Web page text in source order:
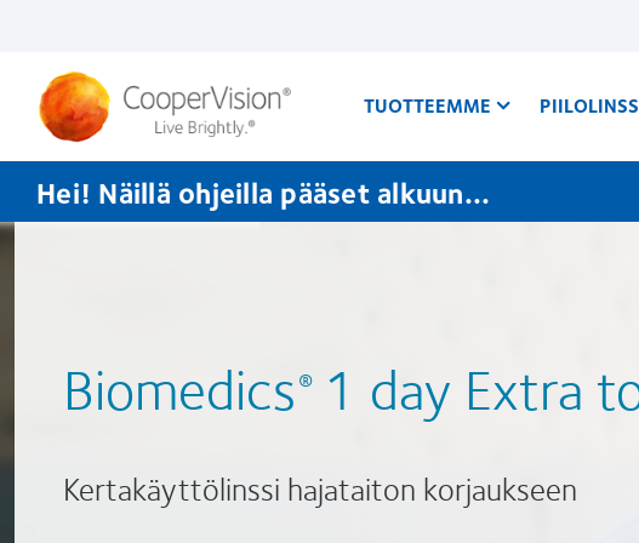
TUOTTEEMME
Hei! Näillä ohjeilla pääset alkuun...
Biomedics®1 day Extra
Kertakäyttölinssi hajataiton korjaukseen